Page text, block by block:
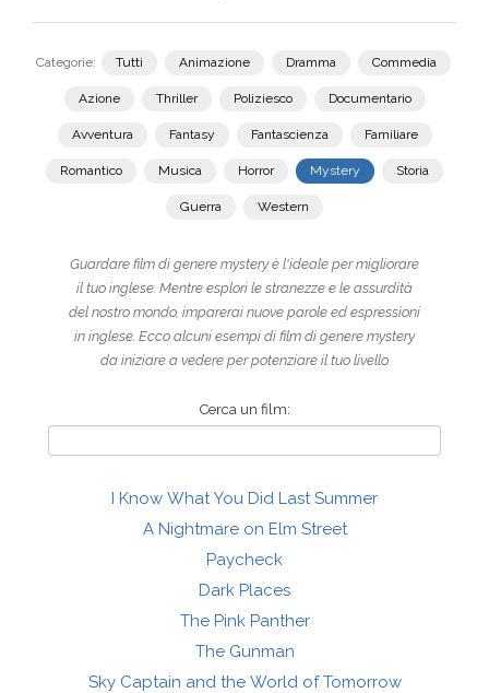
Categorie: Tutti Animazione Dramma Commedia
Azione Thriller Poliziesco Documentario
Avventura Fantasy Fantascienza Familiare
Romantico Musica Horror Mystery Storia
Guerra Western
Guardare film di genere mystery è l'ideale per migliorare
il tuo inglese. Mentre esplori le stranezze e le assurdità
del nostro mondo, imparerai nuove parole ed espressioni
in inglese. Ecco alcuni esempi di film di genere mystery
da iniziare a vedere per potenziare il tuo livello.
Cerca un film:
I Know What You Did Last Summer
A Nightmare on Elm Street
Paycheck
Dark Places
The Pink Panther
The Gunman
Sky Captain and the World of Tomorrow